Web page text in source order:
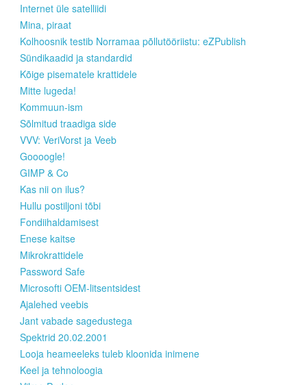
Internet üle satelliidi
Mina, piraat
Kolhoosnik testib Norramaa põllutööriistu: eZPublish
Sündikaadid ja standardid
Kõige pisematele krattidele
Mitte lugeda!
Kommuun-ism
Sõlmitud traadiga side
VVV: VeriVorst ja Veeb
Goooogle!
GIMP & Co
Kas nii on ilus?
Hullu postiljoni tõbi
Fondiihaldamisest
Enese kaitse
Mikrokrattidele
Password Safe
Microsofti OEM-litsentsidest
Ajalehed veebis
Jant vabade sagedustega
Spektrid 20.02.2001
Looja heameeleks tuleb kloonida inimene
Keel ja tehnoloogia